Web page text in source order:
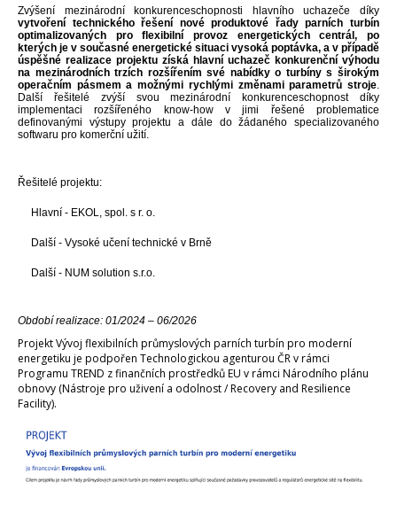
Zvýšení mezinárodní konkurenceschopnosti hlavního uchazeče díky
vytvoření technického řešení nové produktové řady parních turbín
optimalizovaných pro flexibilní provoz energetických centrál, po
kterých je v současné energetické situaci vysoká poptávka, a v případě
úspěšné realizace projektu získá hlavní uchazeč konkurenční výhodu
na mezinárodních trzích rozšířením své nabídky o turbíny s širokým
operačním pásmem a možnými rychlými změnami parametrů stroje.
Další řešitelé zvýší svou mezinárodní konkurenceschopnost díky
implementaci rozšířeného know-how v jimi řešené problematice
definovanými výstupy projektu a dále do žádaného specializovaného
softwaru pro komerční užití.
Řešitelé projektu:
Hlavní - EKOL, spol. s r. o.
Další - Vysoké učení technické v Brně
Další - NUM solution s.r.o.
Období realizace: 01/2024 – 06/2026
Projekt Vývoj flexibilních průmyslových parních turbín pro moderní
energetiku je podpořen Technologickou agenturou ČR v rámci
Programu TREND z finančních prostředků EU v rámci Národního plánu
obnovy (Nástroje pro uživení a odolnost / Recovery and Resilience
Facility).